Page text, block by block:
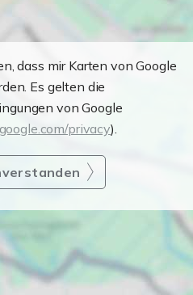
dass mir Karten von Google
Es gelten die
von Google
privacy).